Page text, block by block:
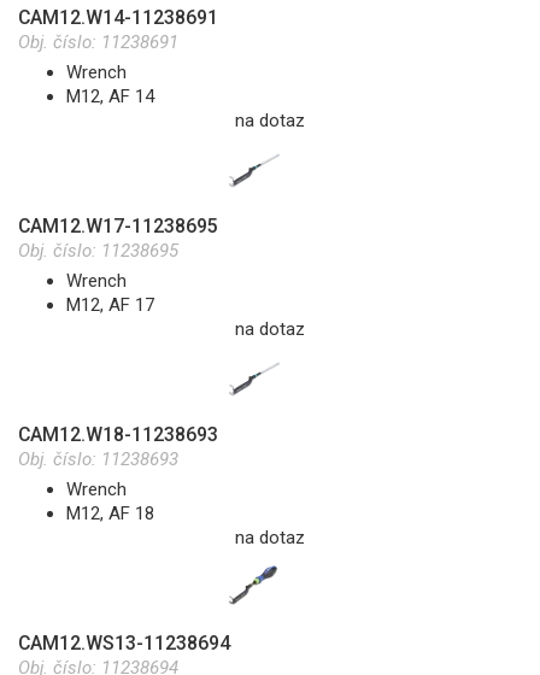
CAM12.W14-11238691
Obj. číslo: 11238691
Wrench
M12, AF 14
na dotaz
CAM12.W17-11238695
Obj. číslo: 11238695
Wrench
M12, AF 17
na dotaz
CAM12.W18-11238693
Obj. číslo: 11238693
Wrench
M12, AF 18
na dotaz
CAM12.WS13-11238694
Obj. číslo: 11238694